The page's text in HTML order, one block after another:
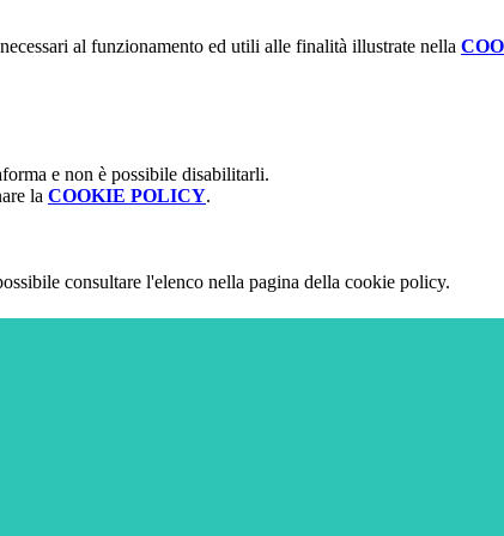
al funzionamento ed utili alle finalità illustrate nella
e non è possibile disabilitarli.
la COOKIE POLICY.
consultare l'elenco nella pagina della cookie policy.